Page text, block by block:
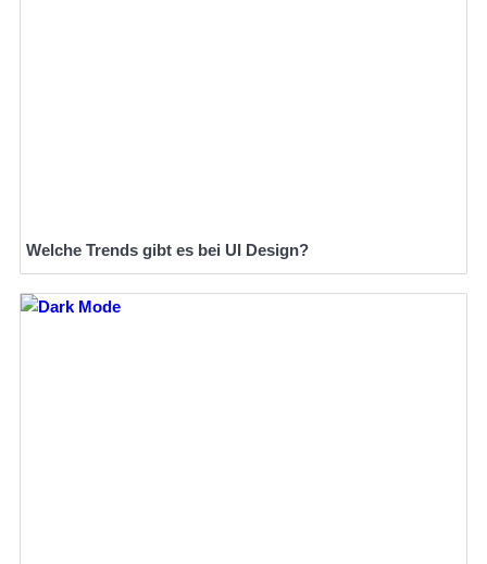
Welche Trends gibt es bei UI Design?